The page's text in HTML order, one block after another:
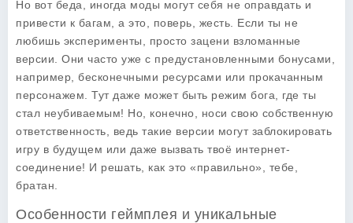
Но вот беда, иногда моды могут себя не оправдать и
привести к багам, а это, поверь, жесть. Если ты не
любишь эксперименты, просто зацени взломанные
версии. Они часто уже с предустановленными бонусами,
например, бесконечными ресурсами или прокачанным
персонажем. Тут даже может быть режим бога, где ты
стал неубиваемым! Но, конечно, носи свою собственную
ответственность, ведь такие версии могут заблокировать
игру в будущем или даже вызвать твоё интернет-
соединение! И решать, как это «правильно», тебе,
братан.
Особенности геймплея и уникальные